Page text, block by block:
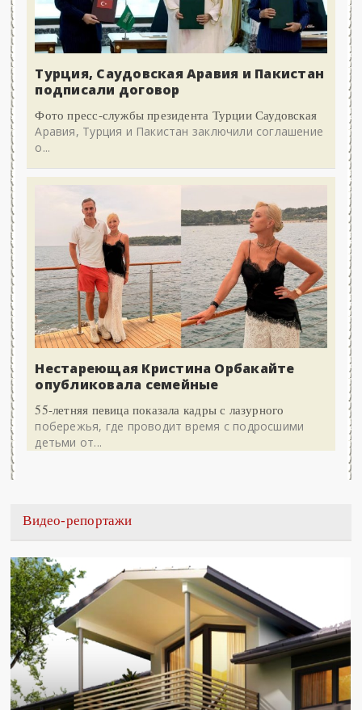
Турция, Саудовская Аравия и Пакистан
подписали договор
Фото пресс-службы президента Турции Саудовская
Аравия, Турция и Пакистан заключили соглашение
о...
Нестареющая Кристина Орбакайте
опубликовала семейные
55-летняя певица показала кадры с лазурного
побережья, где проводит время с подросшими
детьми от...
Видео-репортажи